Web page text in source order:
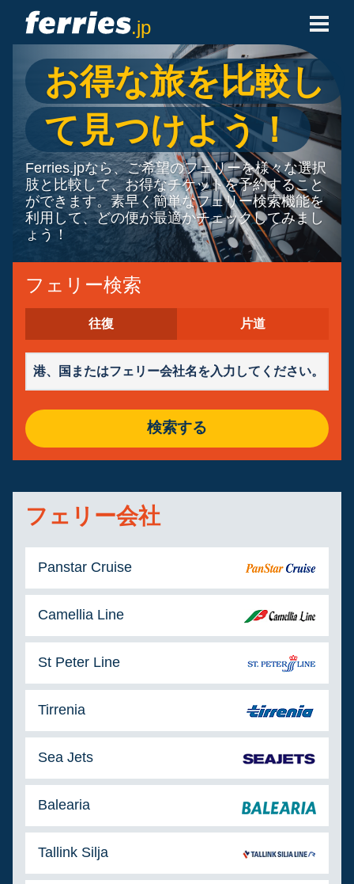
.jp
フェリー会社
フェリーの目的地
フェリールート
港
予約の管理
フェリー検索
往復 片道
検索する
お得な旅を比較し
て見つけよう！
Ferries.jpなら、ご希望のフェリーを様々な選択
肢と比較して、お得なチケットを予約すること
ができます。素早く簡単なフェリー検索機能を
利用して、どの便が最適かチェックしてみまし
ょう！
フェリー会社
Panstar Cruise
Camellia Line
St Peter Line
Tirrenia
Sea Jets
Balearia
Tallink Silja